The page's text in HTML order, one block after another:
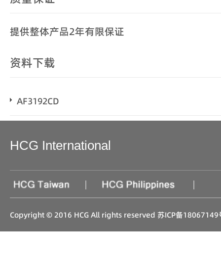
提供整体产品2年有限保证
资料下载
AF3192CD
HCG International
| |
Copyright © 2016 HCG All rights reserved 苏ICP备